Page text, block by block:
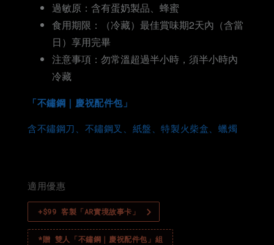
過敏原：含有蛋奶製品、蜂蜜
食用期限：（冷藏）最佳賞味期2天內（含當
日）享用完畢
注意事項：勿常溫超過半小時，須半小時內
冷藏
「不鏽鋼｜慶祝配件包」
含不鏽鋼刀、不鏽鋼叉、紙盤、特製火柴盒、蠟燭
適用優惠
+$99 客製「AR實境故事卡」
*贈 雙人「不鏽鋼｜慶祝配件包」組